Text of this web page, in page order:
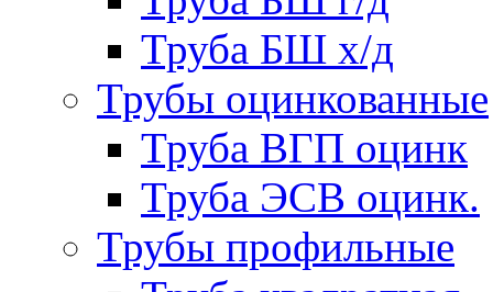
Труба БШ х/д
Трубы оцинкованные
Труба ВГП оцинк
Труба ЭСВ оцинк.
Трубы профильные